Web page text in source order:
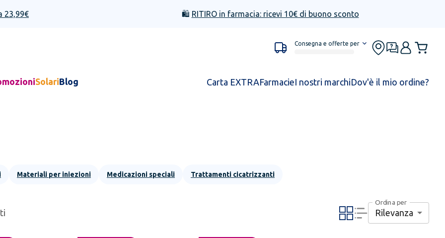
23,99€ 🛍️ RITIRO in farmacia: ricevi 10€ di buono sconto
Consegna e offerte per
SolariBlog Carta EXTRAFarmacieI nostri marchiDov'è il mio ordine?
Materiali per iniezioni Medicazioni speciali Trattamenti cicatrizzanti
Ordina per
Rilevanza